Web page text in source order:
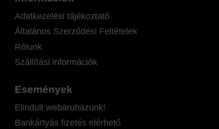
Adatkezelési tájékoztató
Általános Szerződési Feltételek
Rólunk
Szállítási információk
Események
Elindult webáruházunk!
Bankártyás fizetés elérhető